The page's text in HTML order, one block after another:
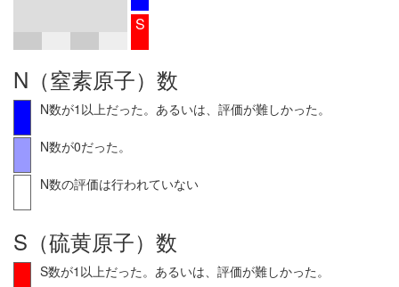
S
N（窒素原子）数
N数が1以上だった。あるいは、評価が難しかった。
N数が0だった。
N数の評価は行われていない
S（硫黄原子）数
S数が1以上だった。あるいは、評価が難しかった。